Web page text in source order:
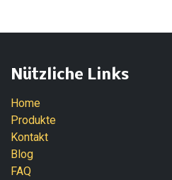
Nützliche Links
Home
Produkte
Kontakt
Blog
FAQ